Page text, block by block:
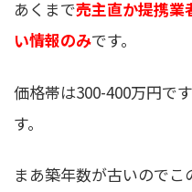
あくまで売主直か提携業
い情報のみです。
価格帯は300-400万円で
す。
まあ築年数が古いので